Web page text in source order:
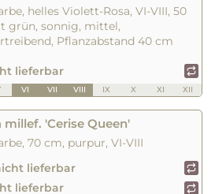
helles Violett-Rosa, VI-VIII, 50
grün, sonnig, mittel,
Pflanzabstand 40 cm
lieferbar
VI VII VIII IX X XI XII
millef. 'Cerise Queen'
70 cm, purpur, VI-VIII
lieferbar
lieferbar